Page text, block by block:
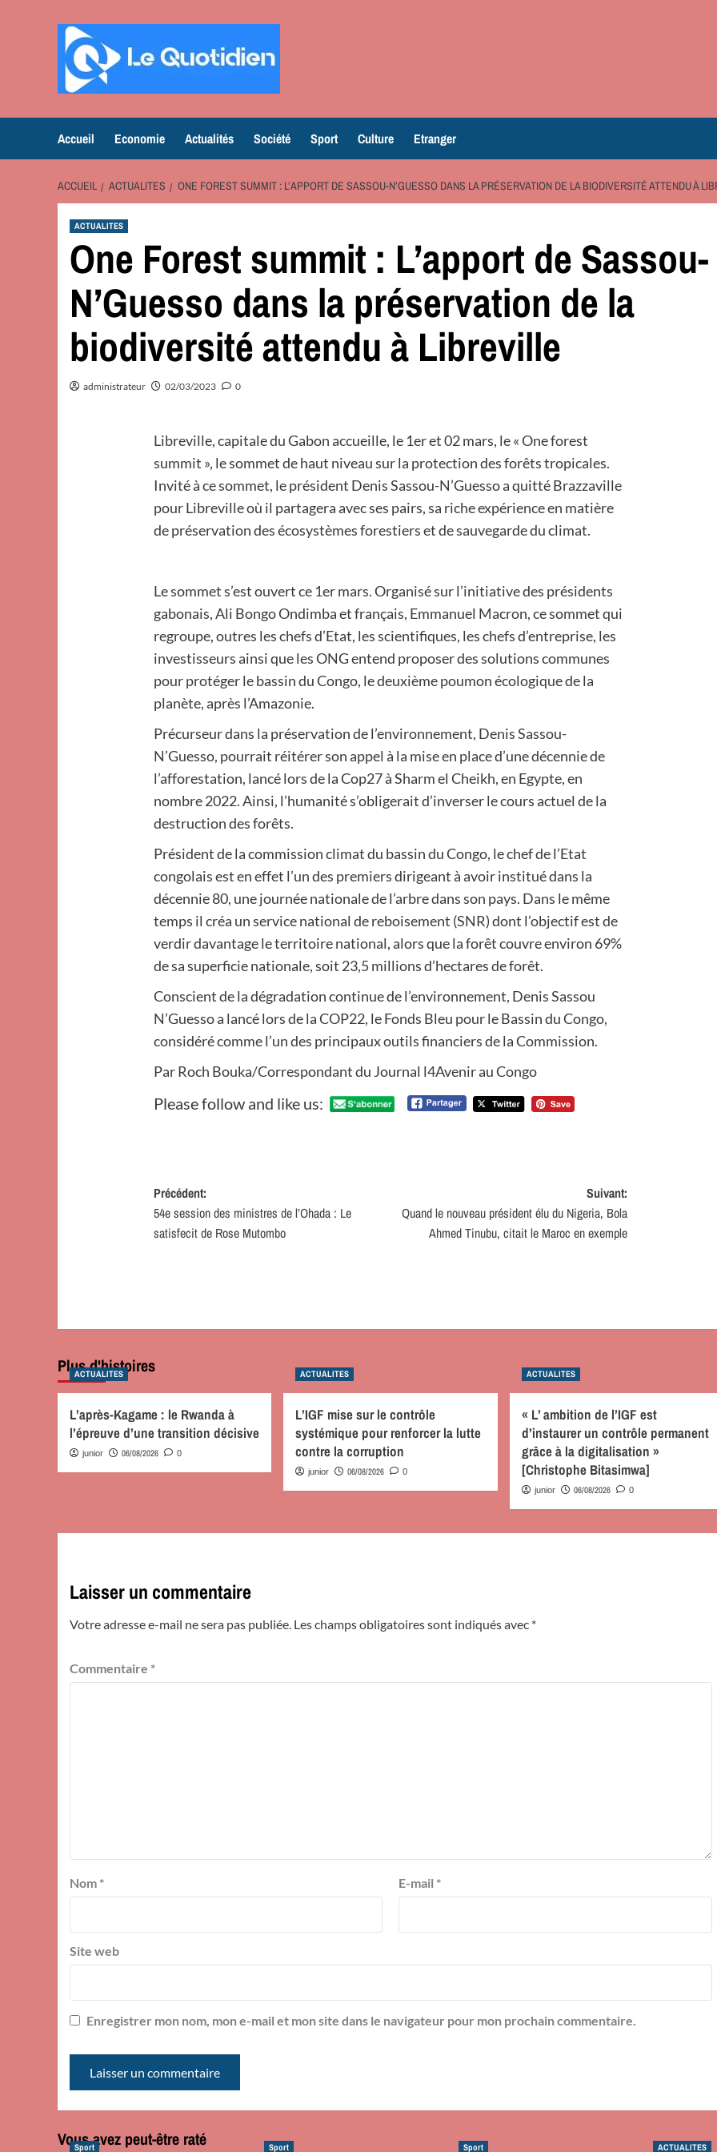
Accueil Economie Actualités Société Sport Culture Etranger
ACCUEIL ACTUALITES ONE FOREST SUMMIT : L’APPORT DE SASSOU-N’GUESSO DANS LA PRÉSERVATION DE LA BIODIVERSITÉ ATTENDU À
ACTUALITES
One Forest summit : L’apport de Sassou-
N’Guesso dans la préservation de la
biodiversité attendu à Libreville
administrateur 02/03/2023 0
Libreville, capitale du Gabon accueille, le 1er et 02 mars, le « One forest
summit », le sommet de haut niveau sur la protection des forêts tropicales.
Invité à ce sommet, le président Denis Sassou-N’Guesso a quitté Brazzaville
pour Libreville où il partagera avec ses pairs, sa riche expérience en matière
de préservation des écosystèmes forestiers et de sauvegarde du climat.
Le sommet s’est ouvert ce 1er mars. Organisé sur l’initiative des présidents
gabonais, Ali Bongo Ondimba et français, Emmanuel Macron, ce sommet qui
regroupe, outres les chefs d’Etat, les scientifiques, les chefs d’entreprise, les
investisseurs ainsi que les ONG entend proposer des solutions communes
pour protéger le bassin du Congo, le deuxième poumon écologique de la
planète, après l’Amazonie.
Précurseur dans la préservation de l’environnement, Denis Sassou-
N’Guesso, pourrait réitérer son appel à la mise en place d’une décennie de
l’afforestation, lancé lors de la Cop27 à Sharm el Cheikh, en Egypte, en
nombre 2022. Ainsi, l’humanité s’obligerait d’inverser le cours actuel de la
destruction des forêts.
Président de la commission climat du bassin du Congo, le chef de l’Etat
congolais est en effet l’un des premiers dirigeant à avoir institué dans la
décennie 80, une journée nationale de l’arbre dans son pays. Dans le même
temps il créa un service national de reboisement (SNR) dont l’objectif est de
verdir davantage le territoire national, alors que la forêt couvre environ 69%
de sa superficie nationale, soit 23,5 millions d’hectares de forêt.
Conscient de la dégradation continue de l’environnement, Denis Sassou
N’Guesso a lancé lors de la COP22, le Fonds Bleu pour le Bassin du Congo,
considéré comme l’un des principaux outils financiers de la Commission.
Par Roch Bouka/Correspondant du Journal l4Avenir au Congo
Please follow and like us:
Navigation
d’article
Précédent:
54e session des ministres de l’Ohada : Le
satisfecit de Rose Mutombo
Suivant:
Quand le nouveau président élu du Nigeria, Bola
Ahmed Tinubu, citait le Maroc en exemple
Plus d'histoires
ACTUALITES
L’après-Kagame : le Rwanda à
l’épreuve d’une transition décisive
junior 06/08/2026 0
ACTUALITES
L’IGF mise sur le contrôle
systémique pour renforcer la lutte
contre la corruption
junior 06/08/2026 0
ACTUALITES
« L’ ambition de l’IGF est
d’instaurer un contrôle permanent
grâce à la digitalisation »
[Christophe Bitasimwa]
junior 06/08/2026 0
Laisser un commentaire
Votre adresse e-mail ne sera pas publiée. Les champs obligatoires sont indiqués avec *
Commentaire *
Nom * E-mail *
Site web
Enregistrer mon nom, mon e-mail et mon site dans le navigateur pour mon prochain commentaire.
Vous avez peut-être raté
Sport Sport Sport ACTUALITES